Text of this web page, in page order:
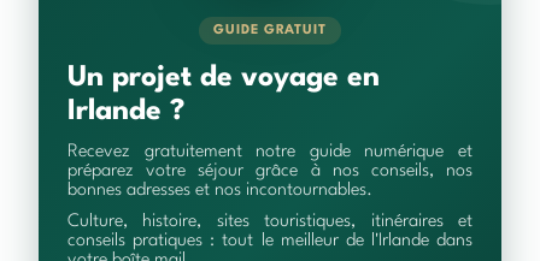
GUIDE GRATUIT
Un projet de voyage en
Irlande ?
Recevez gratuitement notre guide numérique et
préparez votre séjour grâce à nos conseils, nos
bonnes adresses et nos incontournables.
Culture, histoire, sites touristiques, itinéraires et
conseils pratiques : tout le meilleur de l'Irlande dans